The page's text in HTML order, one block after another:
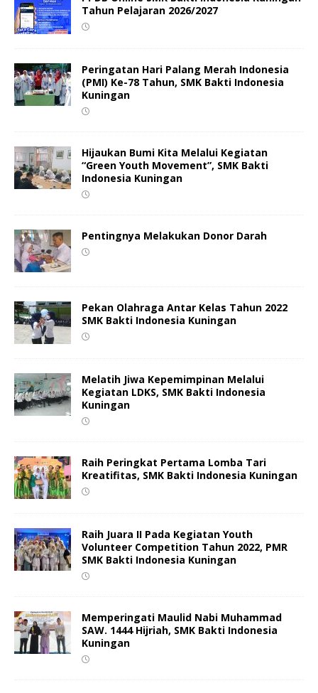
Tahun Pelajaran 2026/2027
Peringatan Hari Palang Merah Indonesia
(PMI) Ke-78 Tahun, SMK Bakti Indonesia
Kuningan
Hijaukan Bumi Kita Melalui Kegiatan
“Green Youth Movement”, SMK Bakti
Indonesia Kuningan
Pentingnya Melakukan Donor Darah
Pekan Olahraga Antar Kelas Tahun 2022
SMK Bakti Indonesia Kuningan
Melatih Jiwa Kepemimpinan Melalui
Kegiatan LDKS, SMK Bakti Indonesia
Kuningan
Raih Peringkat Pertama Lomba Tari
Kreatifitas, SMK Bakti Indonesia Kuningan
Raih Juara II Pada Kegiatan Youth
Volunteer Competition Tahun 2022, PMR
SMK Bakti Indonesia Kuningan
Memperingati Maulid Nabi Muhammad
SAW. 1444 Hijriah, SMK Bakti Indonesia
Kuningan